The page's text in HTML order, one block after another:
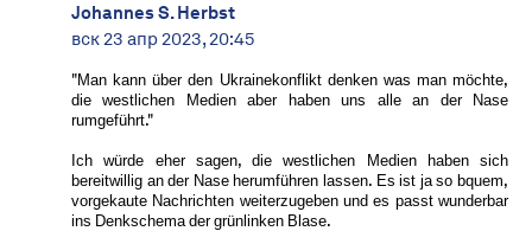
Johannes S. Herbst
вск 23 апр 2023, 20:45
"Man kann über den Ukrainekonflikt denken was man möchte,
die westlichen Medien aber haben uns alle an der Nase
rumgeführt."
Ich würde eher sagen, die westlichen Medien haben sich
bereitwillig an der Nase herumführen lassen. Es ist ja so bquem,
vorgekaute Nachrichten weiterzugeben und es passt wunderbar
ins Denkschema der grünlinken Blase.